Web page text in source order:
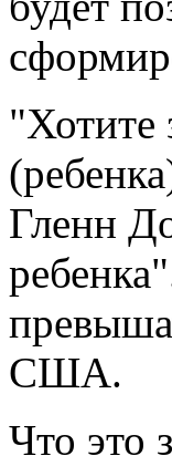
"Хотите
Гленн
США.
Что это